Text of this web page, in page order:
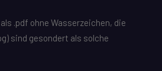
.pdf ohne Wasserzeichen, die
sind gesondert als solche